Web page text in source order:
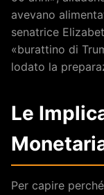
avevano
senatrice
«burattino di
lodato la
Le
Per capire